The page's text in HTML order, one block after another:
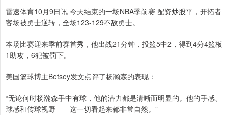
雷速体育10月9日讯 今天结束的一场NBA季前赛 配资炒股平，开拓者
客场被勇士逆转，全场123-129不敌勇士。
本场比赛迎来季前赛首秀，他出战21分钟，投篮5中2，得到4分4篮板
1助攻，6犯被罚下。
美国篮球博主Betsey发文点评了杨瀚森的表现：
“无论何时杨瀚森手中有球，他的潜力都是清晰而明显的。他的手感、
球感和传球视野——这一切看起来都非常自然。”